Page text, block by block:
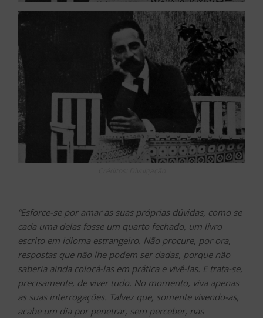
“Esforce-se por amar as suas próprias dúvidas, como se
cada uma delas fosse um quarto fechado, um livro
escrito em idioma estrangeiro. Não procure, por ora,
respostas que não lhe podem ser dadas, porque não
saberia ainda colocá-las em prática e vivê-las. E trata-se,
precisamente, de viver tudo. No momento, viva apenas
as suas interrogações. Talvez que, somente vivendo-as,
acabe um dia por penetrar, sem perceber, nas